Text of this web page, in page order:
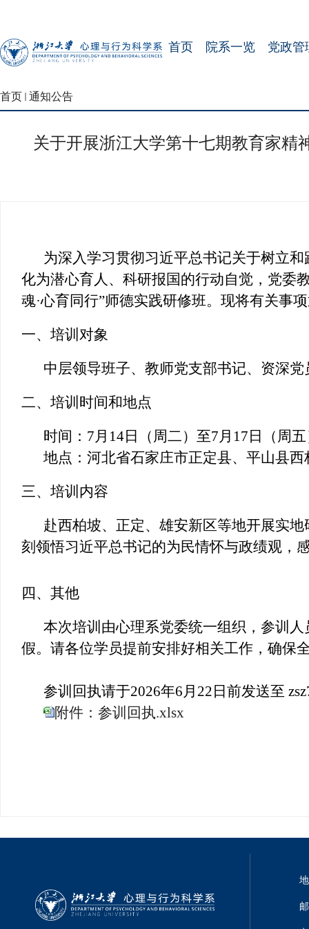
首页 院系一览 党政管
首页 通知公告
关于开展浙江大学第十七期教育家精
为深入学习贯彻习近平总书记关于树立
化为潜心育人、科研报国的行动自觉， 党委
魂·心育同行”师德实践研修班。现将有关事
一、培训对象
中层领导班子、教师党支部书记、资深
二、 培训时间和地点
时间： 7月 14日（周二）至7月 17 日（周
地点：河北省石家庄市正定县、平山县
三、 培训内容
赴西柏坡、正定、雄安新区等地开展实
刻领悟习近平总书记的为民情怀与政绩观，
四、 其他
本次培训由心理系党委统一组织，参训
假。请各位学员提前安排好相关工作，确保
参训回执请于2026年6月22日前发送至
附件：参训回执.xlsx